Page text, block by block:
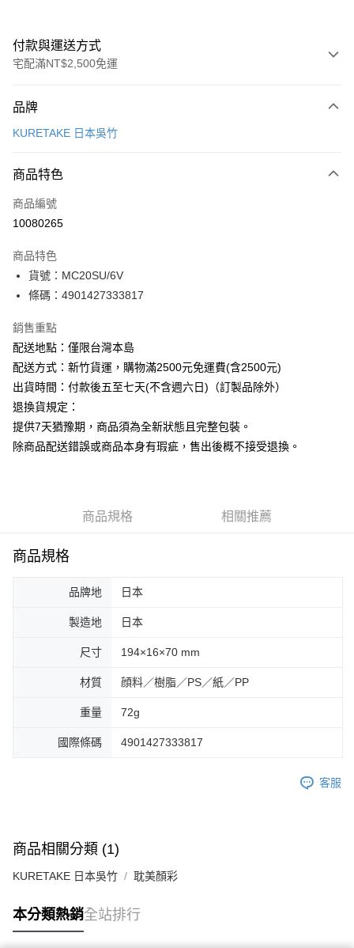
付款與運送方式
宅配滿NT$2,500免運
信用卡一次付款
街口支付
悠遊付
運送方式
下單前請先詢問庫存
每筆NT$130，滿NT$2,500(含以上)免運費
品牌
KURETAKE 日本吳竹
商品特色
商品編號
10080265
商品特色
貨號：MC20SU/6V
條碼：4901427333817
銷售重點
配送地點：僅限台灣本島
配送方式：新竹貨運，購物滿2500元免運費(含2500元)
出貨時間：付款後五至七天(不含週六日)（訂製品除外）
退換貨規定：
提供7天猶豫期，商品須為全新狀態且完整包裝。
除商品配送錯誤或商品本身有瑕疵，售出後概不接受退換。
商品規格 相關推薦
商品規格
品牌地 日本
製造地 日本
尺寸 194×16×70 mm
材質 顔料／樹脂／PS／紙／PP
重量 72g
國際條碼 4901427333817
客服
商品相關分類 (1)
KURETAKE 日本吳竹 耽美顏彩
本分類熱銷全站排行